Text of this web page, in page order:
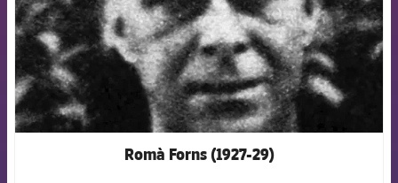
Romà Forns (1927-29)